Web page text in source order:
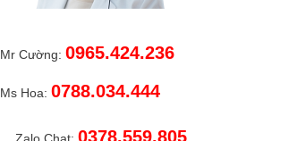
Mr Cường: 0965.424.236
Ms Hoa: 0788.034.444
0378.559.805